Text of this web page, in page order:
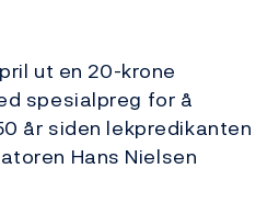
ut en 20-krone
spesialpreg for å
år siden lekpredikanten
Hans Nielsen